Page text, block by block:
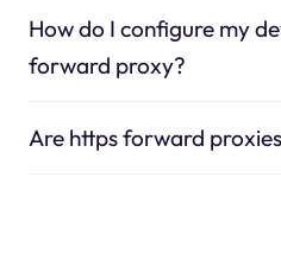
How do I configure my
forward proxy?
Are https forward